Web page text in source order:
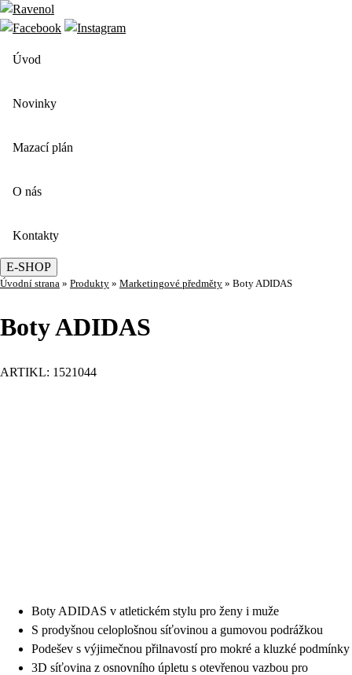
Úvod
Novinky
Mazací plán
O nás
Kontakty
E-SHOP
Úvodní strana » Produkty » Marketingové předměty » Boty ADIDAS
Boty ADIDAS
ARTIKL: 1521044
Boty ADIDAS v atletickém stylu pro ženy i muže
S prodyšnou celoplošnou síťovinou a gumovou podrážkou
Podešev s výjimečnou přilnavostí pro mokré a kluzké podmínky
3D síťovina z osnovního úpletu s otevřenou vazbou pro